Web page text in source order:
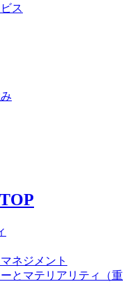
ス
ネジメント
とマテリアリティ（重